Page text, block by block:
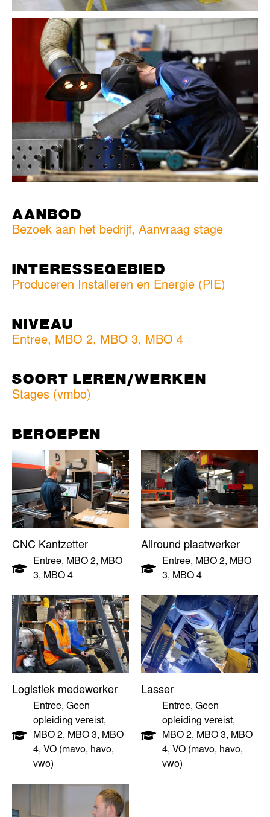
AANBOD
Bezoek aan het bedrijf, Aanvraag stage
INTERESSEGEBIED
Produceren Installeren en Energie (PIE)
NIVEAU
Entree, MBO 2, MBO 3, MBO 4
SOORT LEREN/WERKEN
Stages (vmbo)
BEROEPEN
CNC Kantzetter
Entree, MBO 2, MBO
3, MBO 4
Allround plaatwerker
Entree, MBO 2, MBO
3, MBO 4
Logistiek medewerker
Entree, Geen
opleiding vereist,
MBO 2, MBO 3, MBO
4, VO (mavo, havo,
vwo)
Lasser
Entree, Geen
opleiding vereist,
MBO 2, MBO 3, MBO
4, VO (mavo, havo,
vwo)